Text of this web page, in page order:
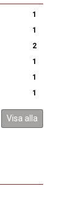
1
1
2
1
1
1
Visa alla